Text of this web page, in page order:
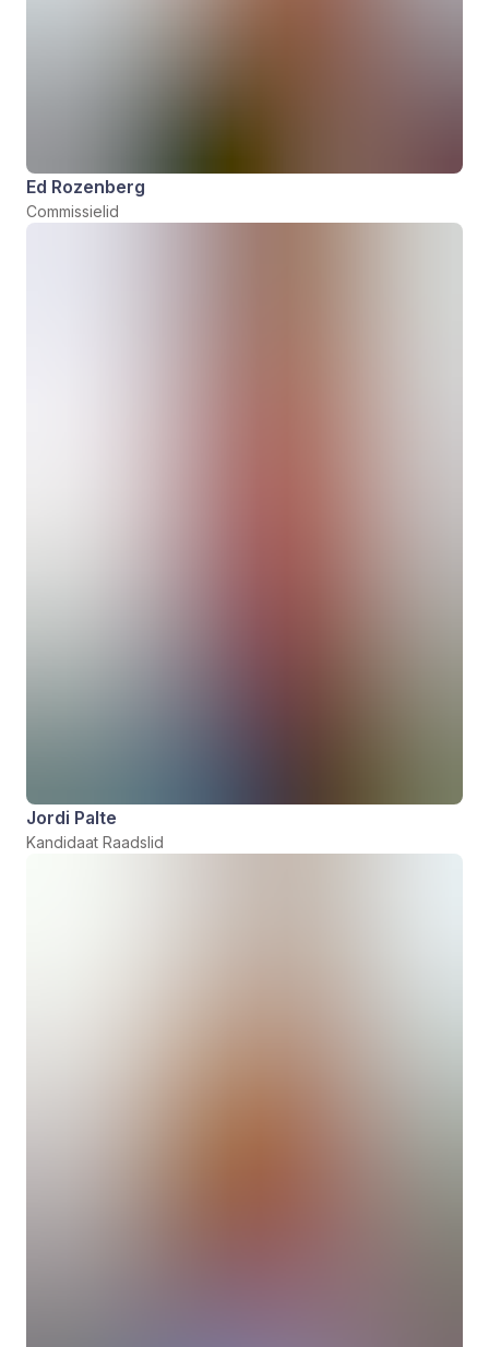
Ed Rozenberg
Commissielid
Jordi Palte
Kandidaat Raadslid